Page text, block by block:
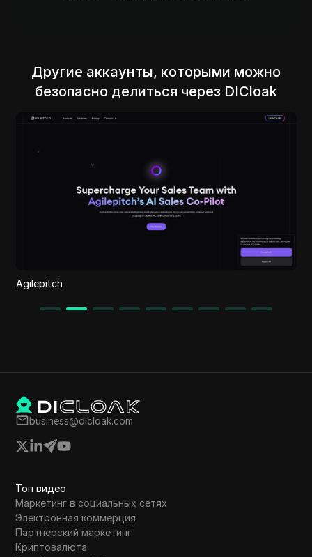
Другие аккаунты, которыми можно
безопасно делиться через DICloak
KlipLab
business@dicloak.com
Топ видео
Маркетинг в социальных сетях
Электронная коммерция
Партнёрский маркетинг
Криптовалюта